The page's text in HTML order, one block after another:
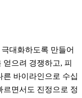
대화하도록 만들어
으려 경쟁하고, 피
른 바이라인으로 수십
르면서도 진정으로 정